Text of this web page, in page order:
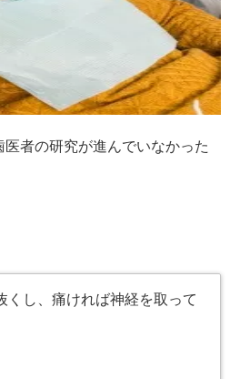
者の研究が進んでいなかった
くし、痛ければ神経を取って